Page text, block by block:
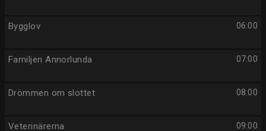
06:00
Bygglov
07:00
Familjen Annorlunda
08:00
Drömmen om slottet
09:00
Veterinärerna